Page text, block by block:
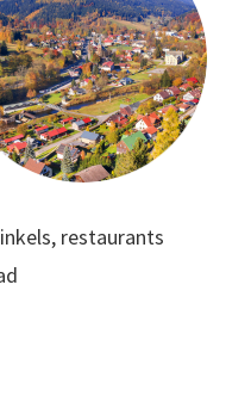
restaurants